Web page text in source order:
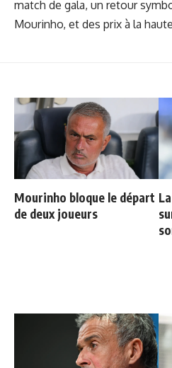
match de gala, un retour
Mourinho, et des prix à la
Mourinho bloque le départ
de deux joueurs